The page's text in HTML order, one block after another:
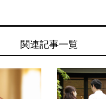
関連記事一覧